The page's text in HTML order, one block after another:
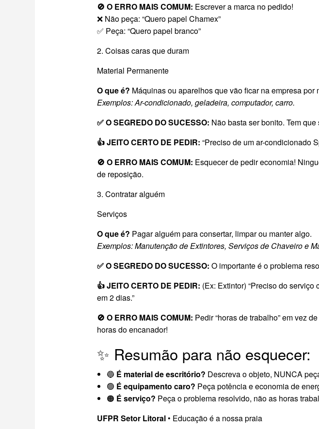
🚫 O ERRO MAIS COMUM: Escrever a marca no pedido!
❌ Não peça: “Quero papel Chamex”
✅ Peça: “Quero papel branco”
2. Coisas caras que duram
Material Permanente
O que é? Máquinas ou aparelhos que vão ficar na empresa por
Exemplos: Ar-condicionado, geladeira, computador, carro.
✅ O SEGREDO DO SUCESSO: Não basta ser bonito. Tem
👍 JEITO CERTO DE PEDIR: “Preciso de um ar-condicionado
🚫 O ERRO MAIS COMUM: Esquecer de pedir economia!
de reposição.
3. Contratar alguém
Serviços
O que é? Pagar alguém para consertar, limpar ou manter algo.
Exemplos: Manutenção de Extintores, Serviços de Chaveiro e
✅ O SEGREDO DO SUCESSO: O importante é o problema
👍 JEITO CERTO DE PEDIR: (Ex: Extintor) “Preciso do
em 2 dias.”
🚫 O ERRO MAIS COMUM: Pedir “horas de trabalho” em vez
horas do encanador!
✨ Resumão para não esquecer:
🔵 É material de escritório? Descreva o objeto, NUNCA
🟢 É equipamento caro? Peça potência e economia de
🟠 É serviço? Peça o problema resolvido, não as horas
UFPR Setor Litoral• Educação é a nossa praia